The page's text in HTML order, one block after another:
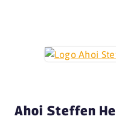
Ahoi Steffen